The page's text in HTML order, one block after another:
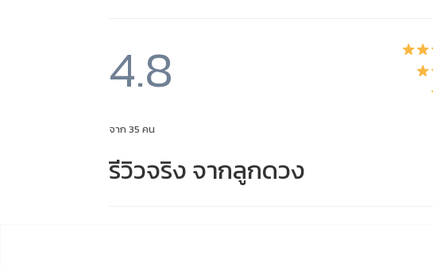
4.8
จาก 35 คน
รีวิวจริง จากลูกดวง